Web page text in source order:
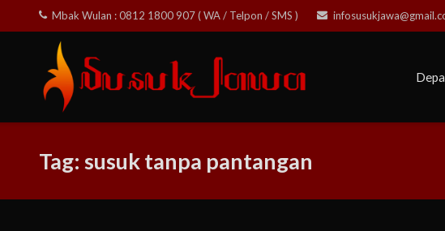
to
Mbak Wulan : 0812 1800 907 ( WA / Telpon / SMS )
Tag: susuk tanpa pantangan